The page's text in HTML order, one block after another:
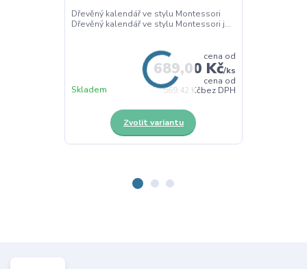
Dřevěný kalendář ve stylu Montessori
Dřevěný kalendář ve stylu Montessori j...
cena od
689,00 Kč/ks
cena od
569,42 Kčbez DPH
Skladem
Zvolit variantu